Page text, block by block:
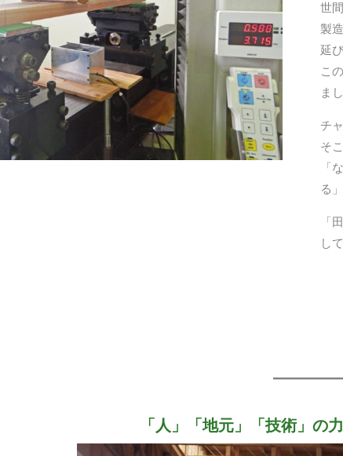
世
製
延
こ
ま
チ
そ
「
る
「
し
「人」「地元」「技術」の